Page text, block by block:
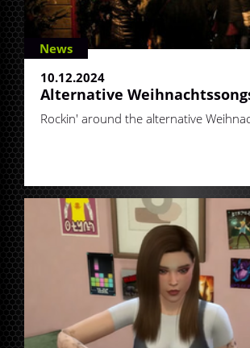
News
10.12.2024
Alternative
Rockin' around the alternative